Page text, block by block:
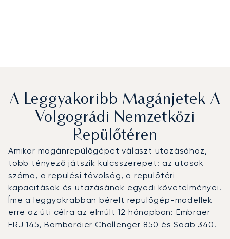
A Leggyakoribb Magánjetek A
Volgográdi Nemzetközi
Repülőtéren
Amikor magánrepülőgépet választ utazásához,
több tényező játszik kulcsszerepet: az utasok
száma, a repülési távolság, a repülőtéri
kapacitások és utazásának egyedi követelményei.
Íme a leggyakrabban bérelt repülőgép-modellek
erre az úti célra az elmúlt 12 hónapban: Embraer
ERJ 145, Bombardier Challenger 850 és Saab 340.